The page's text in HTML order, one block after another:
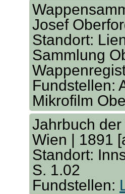
Josef
Standort:
Sammlung
Fundstellen:
Mikrofilm
Jahrbuch
Wien | 1891
Standort:
S. 1.02
Fundstellen: